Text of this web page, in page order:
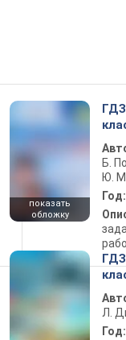
показать
обложку
Б.
Ю.
Год:
Л.
Год: